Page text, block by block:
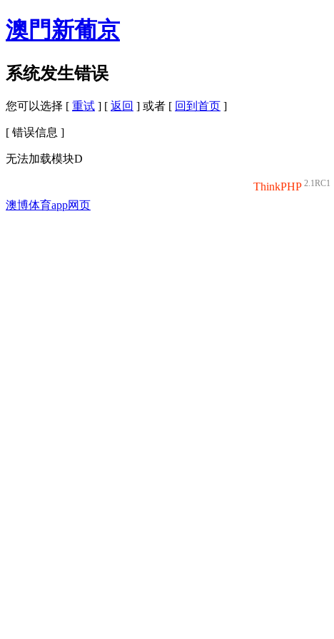
澳門新葡京
系统发生错误
您可以选择 [ 重试 ] [ 返回 ] 或者 [ 回到首页 ]
[ 错误信息 ]
无法加载模块D
ThinkPHP 2.1RC1
澳博体育app网页